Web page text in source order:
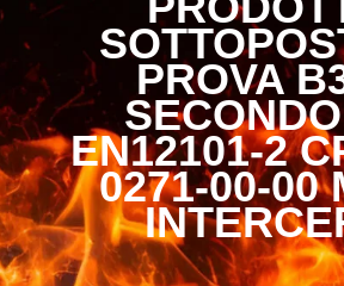
PROVA
EN12101-2
0271-00-00